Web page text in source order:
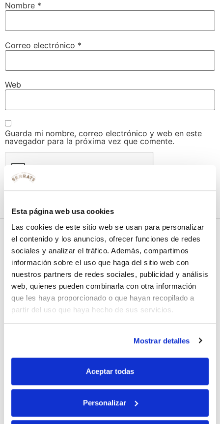
Esta página web usa cookies
Las cookies de este sitio web se usan para personalizar
el contenido y los anuncios, ofrecer funciones de redes
sociales y analizar el tráfico. Además, compartimos
información sobre el uso que haga del sitio web con
nuestros partners de redes sociales, publicidad y análisis
web, quienes pueden combinarla con otra información
que les haya proporcionado o que hayan recopilado a
partir del uso que haya hecho de sus servicios.
Mostrar detalles
Aceptar todas
Personalizar
Nombre *
Correo electrónico *
Web
Guarda mi nombre, correo electrónico y web en este
navegador para la próxima vez que comente.
10% de descuento
con tu primera compra.
Si, he leído y acepto la política de protección de datos.
Responsable: HIJOS DE JOSÉ SERRATS S.A. Finalidad: tratamientos con